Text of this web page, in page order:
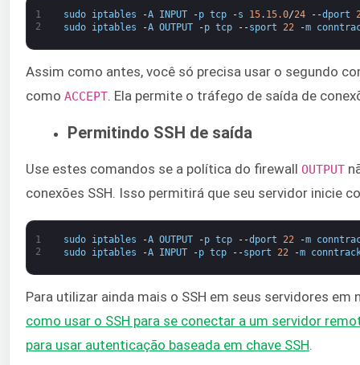
1
2
sudo iptables -A INPUT -p tcp -s 15. 15.0/24 --dport
sudo
iptables -A OUTPUT -p tcp --sport 22 -m
Assim como antes, você só precisa usar o segundo
como ​ACCEPT ​. Ela permite o tráfego de saída de
Permitindo SSH de saída
Use estes comandos se a política do firewall ​OUTPUT
conexões SSH. Isso permitirá que seu servidor inicie
1
2
sudo iptables -A OUTPUT -p tcp --dport 22 -m
sudo
iptables -A INPUT -p tcp --sport 22 -m
Para utilizar ainda mais o SSH em seus servidores
como usar o SSH para se conectar a um servidor
para usar autenticação baseada em chave SSH